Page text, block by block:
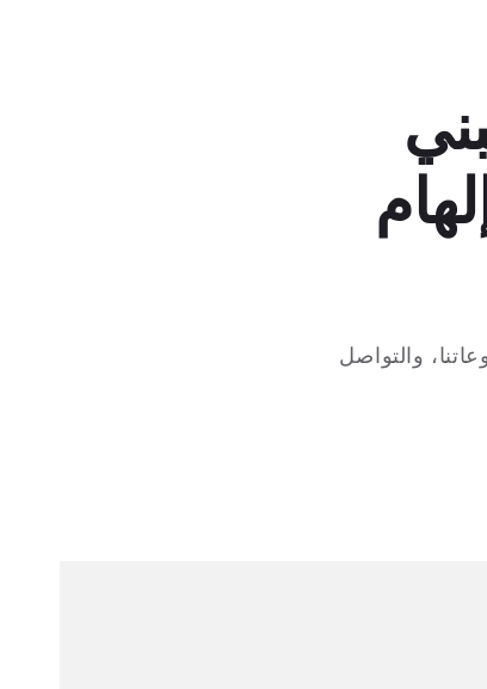
والتواصل